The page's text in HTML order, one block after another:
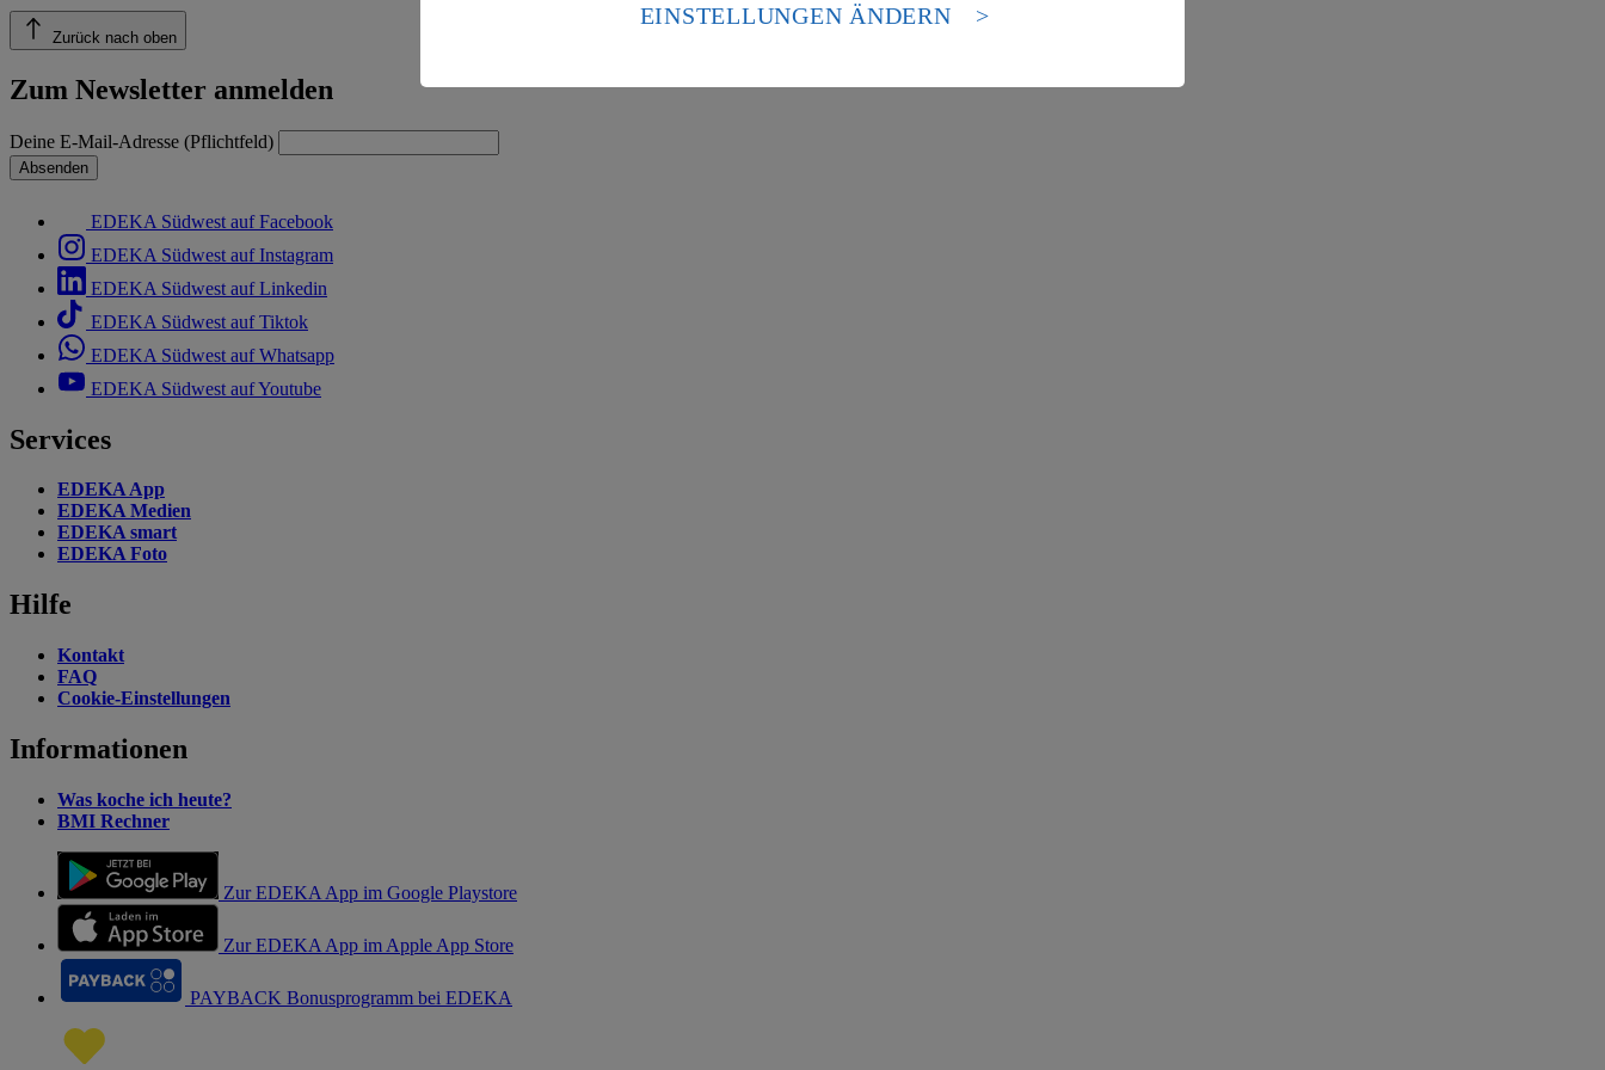
Zurück nach oben
Zum Newsletter anmelden
Deine E-Mail-Adresse (Pflichtfeld)
Absenden
EDEKA Südwest auf Facebook
EDEKA Südwest auf Instagram
EDEKA Südwest auf Linkedin
EDEKA Südwest auf Tiktok
EDEKA Südwest auf Whatsapp
EDEKA Südwest auf Youtube
Services
EDEKA App
EDEKA Medien
EDEKA smart
EDEKA Foto
Hilfe
Kontakt
FAQ
Cookie-Einstellungen
Informationen
Was koche ich heute?
BMI Rechner
Zur EDEKA App im Google Playstore
Zur EDEKA App im Apple App Store
PAYBACK Bonusprogramm bei EDEKA
Risiko eines Zugriffs durch US-amerikanische Behörden.
EINSTELLUNGEN ÄNDERN